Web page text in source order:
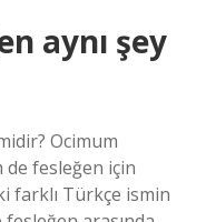
aynı şey
Ocimum
de fesleğen için
farklı Türkçe ismin